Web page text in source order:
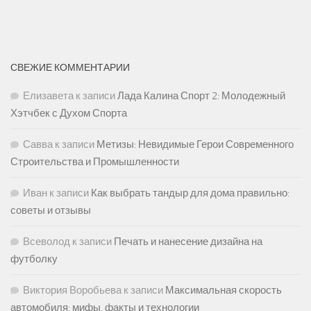
СВЕЖИЕ КОММЕНТАРИИ
Елизаветак записиЛада Калина Спорт 2: Молодежный
Хэтчбек с Духом Спорта
Саввак записи Метизы: Невидимые Герои Современного
Строительства и Промышленности
Иван к записи Как выбрать тандыр для дома правильно:
советы и отзывы
Всеволод к записи Печать и нанесение дизайна на
футболку
Виктория Воробьевак записи Максимальная скорость
автомобиля: мифы, факты и технологии